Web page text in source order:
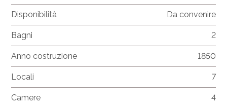
Disponibilità Da convenire
Bagni 2
Anno costruzione 1850
Locali 7
Camere 4